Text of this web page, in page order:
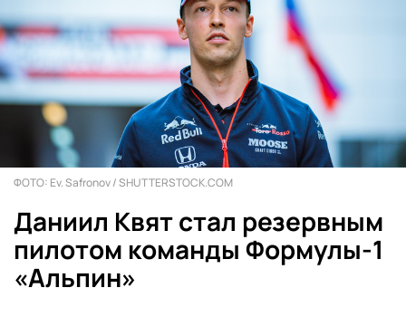
ФОТО: Ev. Safronov / SHUTTERSTOCK.COM
Даниил Квят стал резервным
пилотом команды Формулы-1
«Альпин»